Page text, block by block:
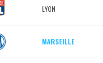
LYON
MARSEILLE